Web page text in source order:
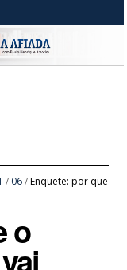
/ 06 /Enquete: por que
o